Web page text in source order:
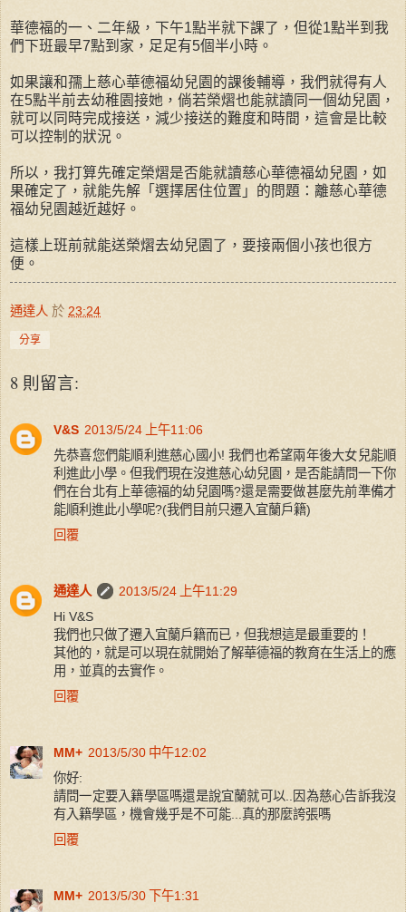
華德福的一、二年級，下午1點半就下課了，但從1點半到我
們下班最早7點到家，足足有5個半小時。
如果讓和孺上慈心華德福幼兒園的課後輔導，我們就得有人
在5點半前去幼稚園接她，倘若榮熠也能就讀同一個幼兒園，
就可以同時完成接送，減少接送的難度和時間，這會是比較
可以控制的狀況。
所以，我打算先確定榮熠是否能就讀慈心華德福幼兒園，如
果確定了，就能先解「選擇居住位置」的問題：離慈心華德
福幼兒園越近越好。
這樣上班前就能送榮熠去幼兒園了，要接兩個小孩也很方
便。
通達人 於 23:24
分享
8 則留言:
V&S 2013/5/24 上午11:06
先恭喜您們能順利進慈心國小! 我們也希望兩年後大女兒能順
利進此小學。但我們現在沒進慈心幼兒園，是否能請問一下你
們在台北有上華德福的幼兒園嗎?還是需要做甚麼先前準備才
能順利進此小學呢?(我們目前只遷入宜蘭戶籍)
回覆
通達人
2013/5/24 上午11:29
Hi V&S
我們也只做了遷入宜蘭戶籍而已，但我想這是最重要的！
其他的，就是可以現在就開始了解華德福的教育在生活上的應
用，並真的去實作。
回覆
MM+ 2013/5/30 中午12:02
你好:
請問一定要入籍學區嗎還是說宜蘭就可以..因為慈心告訴我沒
有入籍學區，機會幾乎是不可能...真的那麼誇張嗎
回覆
MM+ 2013/5/30 下午1:31